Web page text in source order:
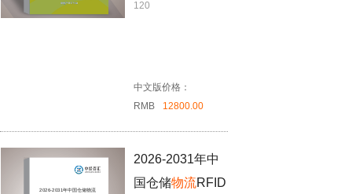
120
中文版价格：
RMB
12800.00
2026-2031年中国仓储物流
2026-2031年中
国仓储物流RFID